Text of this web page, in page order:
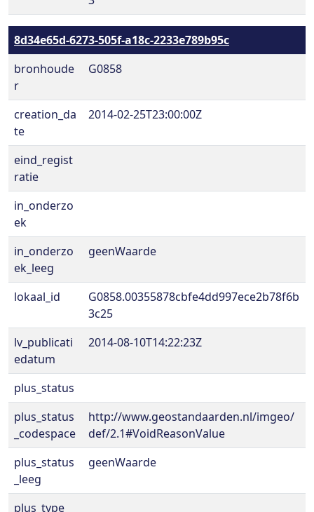
8d34e65d-6273-505f-a18c-2233e789b95c
bronhoude
r
G0858
creation_da
te
2014-02-25T23:00:00Z
eind_regist
ratie
in_onderzo
ek
in_onderzo
ek_leeg
geenWaarde
lokaal_id
G0858.00355878cbfe4dd997ece2b78f6b
3c25
lv_publicati
edatum
2014-08-10T14:22:23Z
plus_status
plus_status
_codespace
http://www.geostandaarden.nl/imgeo/
def/2.1#VoidReasonValue
plus_status
_leeg
geenWaarde
plus_type